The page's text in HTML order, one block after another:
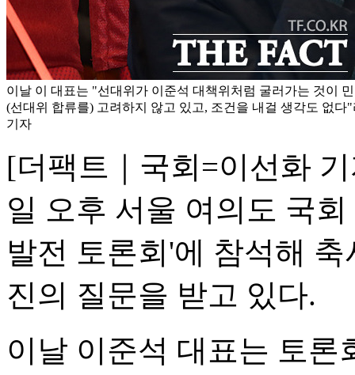
이날 이 대표는 "선대위가 이준석 대책위처럼 굴러가는 것이
(선대위 합류를) 고려하지 않고 있고, 조건을 내걸 생각도 없다
기자
[더팩트｜국회=이선화
일 오후 서울 여의도 국
발전 토론회'에 참석해
진의 질문을 받고 있다.
이날 이준석 대표는 토